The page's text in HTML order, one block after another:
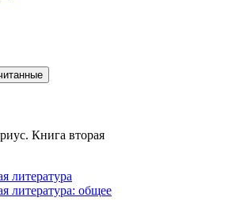
литература
литература: общее